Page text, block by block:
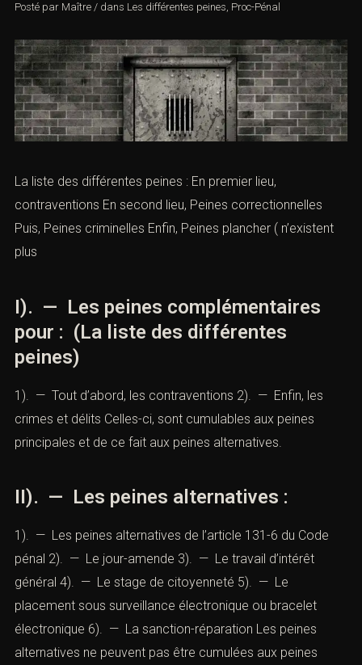
Posté par Maître / dans Les différentes peines, Proc-Pénal
La liste des différentes peines : En premier lieu,
contraventions En second lieu, Peines correctionnelles
Puis, Peines criminelles Enfin, Peines plancher ( n’existent
plus
I). — Les peines complémentaires
pour : (La liste des différentes
peines)
1). — Tout d’abord, les contraventions 2). — Enfin, les
crimes et délits Celles-ci, sont cumulables aux peines
principales et de ce fait aux peines alternatives.
II). — Les peines alternatives :
1). — Les peines alternatives de l’article 131-6 du Code
pénal 2). — Le jour-amende 3). — Le travail d’intérêt
général 4). — Le stage de citoyenneté 5). — Le
placement sous surveillance électronique ou bracelet
électronique 6). — La sanction-réparation Les peines
alternatives ne peuvent pas être cumulées aux peines